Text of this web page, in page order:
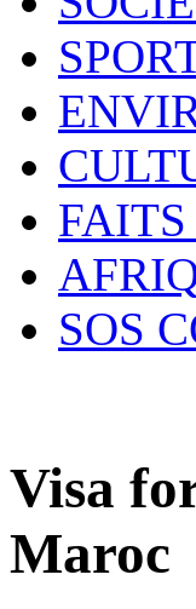
SOS
Visa
Maroc